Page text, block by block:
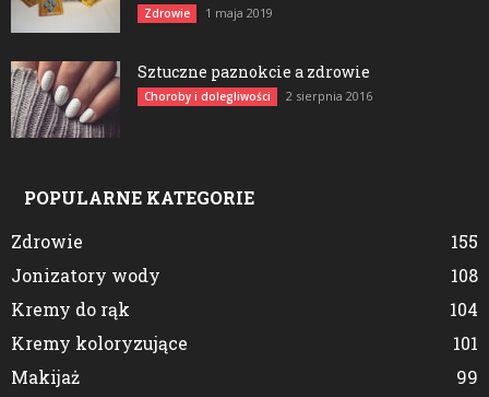
Zdrowie 1 maja 2019
Sztuczne paznokcie a zdrowie
Choroby i dolegliwości 2 sierpnia 2016
POPULARNE KATEGORIE
Zdrowie
155
Jonizatory wody
108
Kremy do rąk
104
Kremy koloryzujące
101
Makijaż
99